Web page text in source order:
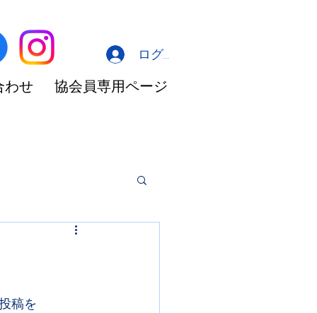
わせ 協会員専用ページ
ログイン
稿を